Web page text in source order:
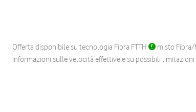
Offerta disponibile su tecnologia Fibra FTTH misto Fibra/
informazioni sulle velocità effettive e su possibili limitazioni